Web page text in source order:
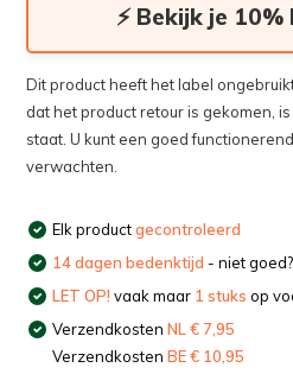
⚡ Bekijk je
Dit product heeft het label
dat het product retour is gekomen,
staat. U kunt een goed
verwachten.
Elk productgecontroleerd
14 dagen bedenktijd - niet
LET OP! vaak maar 1 stuks op
VerzendkostenNL € 7,95
VerzendkostenBE € 10,95